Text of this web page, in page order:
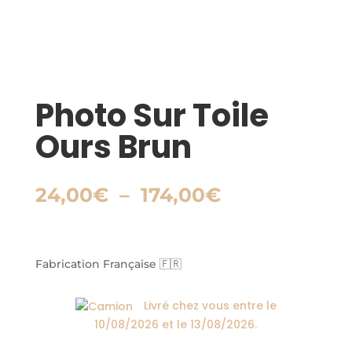
Photo Sur Toile
Ours Brun
24,00€ – 174,00€Plage
Fabrication Française 🇫🇷
Livré chez vous entre le
10/08/2026 et le13/08/2026.